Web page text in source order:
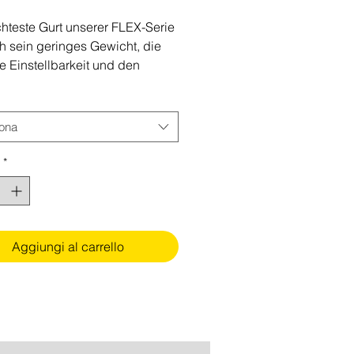
Gurt unserer FLEX-Serie
sein geringes Gewicht, die
Einstellbarkeit und den
konstruiert.
*
Aggiungi al carrello